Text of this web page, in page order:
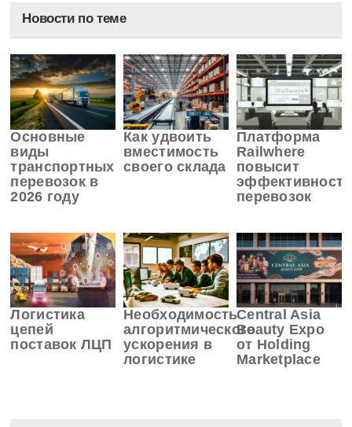
Новости по теме
Основные
виды
транспортных
перевозок в
2026 году
Как удвоить
вместимость
своего склада
Платформа
Railwhere
повысит
эффективность
перевозок
Логистика
цепей
поставок ЛЦП
Необходимость
алгоритмического
ускорения в
логистике
Central Asia
Beauty Expo
от Holding
Marketplace